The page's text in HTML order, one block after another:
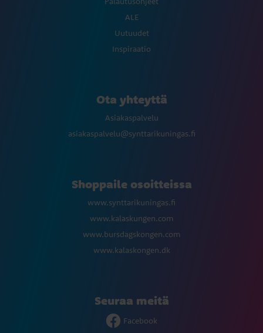
ALE
Uutuudet
Inspiraatio
Ota yhteyttä
Asiakaspalvelu
asiakaspalvelu@synttarikuningas.fi
Shoppaile osoitteissa
www.synttarikuningas.fi
www.kalaskungen.com
www.bursdagskongen.com
www.kalaskongen.dk
Seuraa meitä
Facebook